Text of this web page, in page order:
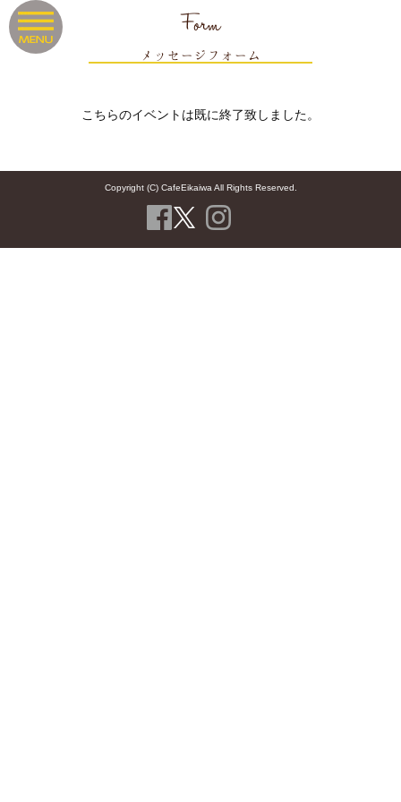
Form
メッセージフォーム
こちらのイベントは既に終了致しました。
Copyright (C) CafeEikaiwa All Rights Reserved.